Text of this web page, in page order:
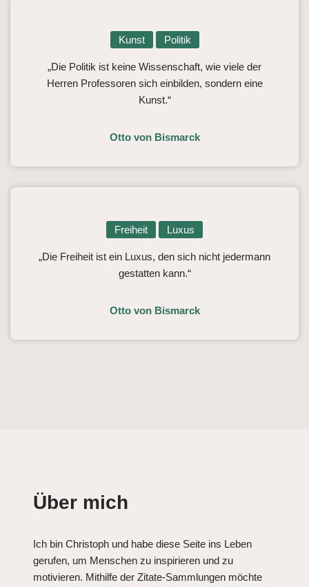
Kunst Politik
„Die Politik ist keine Wissenschaft, wie viele der
Herren Professoren sich einbilden, sondern eine
Kunst.“
Otto von Bismarck
Freiheit Luxus
„Die Freiheit ist ein Luxus, den sich nicht jedermann
gestatten kann.“
Otto von Bismarck
Über mich
Ich bin Christoph und habe diese Seite ins Leben
gerufen, um Menschen zu inspirieren und zu
motivieren. Mithilfe der Zitate-Sammlungen möchte